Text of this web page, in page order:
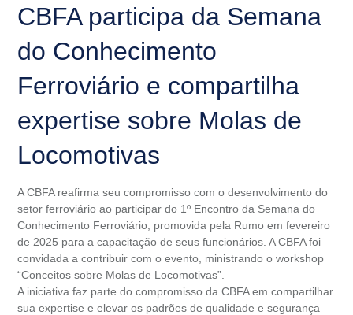
CBFA participa da Semana
do Conhecimento
Ferroviário e compartilha
expertise sobre Molas de
Locomotivas
A CBFA reafirma seu compromisso com o desenvolvimento do
setor ferroviário ao participar do 1º Encontro da Semana do
Conhecimento Ferroviário, promovida pela Rumo em fevereiro
de 2025 para a capacitação de seus funcionários. A CBFA foi
convidada a contribuir com o evento, ministrando o workshop
“Conceitos sobre Molas de Locomotivas”.
A iniciativa faz parte do compromisso da CBFA em compartilhar
sua expertise e elevar os padrões de qualidade e segurança